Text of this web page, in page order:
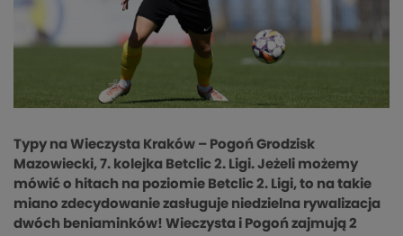
Typy na Wieczysta Kraków – Pogoń Grodzisk
Mazowiecki, 7. kolejka Betclic 2. Ligi. Jeżeli możemy
mówić o hitach na poziomie Betclic 2. Ligi, to na takie
miano zdecydowanie zasługuje niedzielna rywalizacja
dwóch beniaminków! Wieczysta i Pogoń zajmują 2